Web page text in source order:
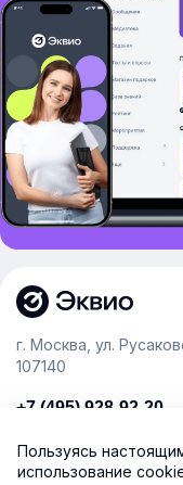
г. Москва, ул.
107140
+7 (495) 928-92-20
Расскажем о
Пользуясь
использование